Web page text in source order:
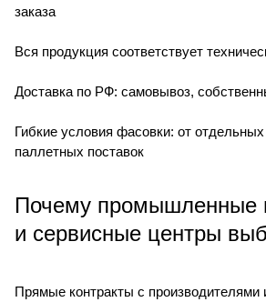
заказа
Вся продукция соответствует
Доставка по РФ: самовывоз,
Гибкие условия фасовки: от
паллетных поставок
Почему промышленные
и сервисные центры
Прямые контракты с производителями